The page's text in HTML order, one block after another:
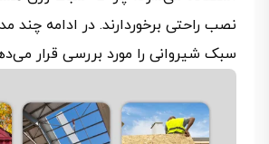
نصب راحتی برخوردارند. در ادامه چند
سبک شیروانی را مورد بررسی قرار